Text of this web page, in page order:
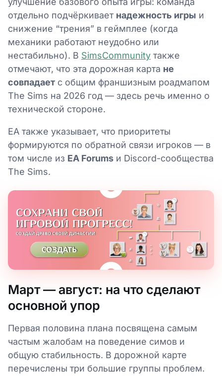
отдельно подчёркивает надежность игры и
снижение “трения” в геймплее (когда
механики работают неудобно или
нестабильно). В SimsCommunity также
отмечают, что эта дорожная карта не
совпадает с общим франшизным роадмапом
The Sims на 2026 год — здесь речь именно о
технической стороне.
EA также указывает, что приоритеты
формируются по обратной связи игроков — в
том числе из EA Forums и Discord-сообщества
The Sims.
Март — август: на что сделают
основной упор
Первая половина плана посвящена самым
частым жалобам на поведение симов и
общую стабильность. В дорожной карте
перечислены три большие группы проблем.